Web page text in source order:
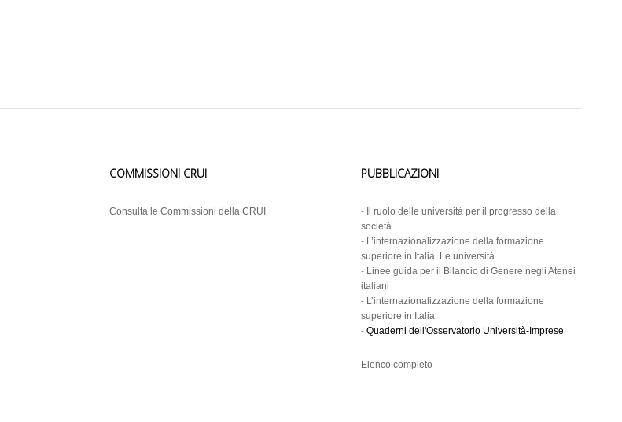
COMMISSIONI CRUI
Consulta le Commissioni della CRUI
PUBBLICAZIONI
-
Il ruolo delle università per il progresso della
società
- L’internazionalizzazione della formazione
superiore in Italia. Le università
- Linee guida per il Bilancio di Genere negli Atenei
italiani
- L’internazionalizzazione della formazione
superiore in Italia.
- Quaderni dell'Osservatorio Università-Imprese
Elenco completo